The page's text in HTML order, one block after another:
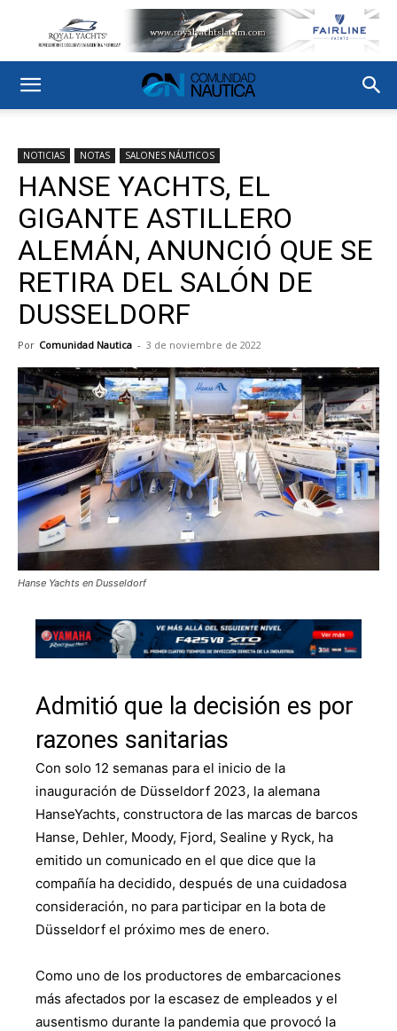
NOTICIAS NOTAS SALONES NÁUTICOS
HANSE YACHTS, EL
GIGANTE ASTILLERO
ALEMÁN, ANUNCIÓ QUE SE
RETIRA DEL SALÓN DE
DUSSELDORF
Por Comunidad Nautica - 3 de noviembre de 2022
Hanse Yachts en Dusseldorf
Admitió que la decisión es por
razones sanitarias
Con solo 12 semanas para el inicio de la
inauguración de Düsseldorf 2023, la alemana
HanseYachts, constructora de las marcas de barcos
Hanse, Dehler, Moody, Fjord, Sealine y Ryck, ha
emitido un comunicado en el que dice que la
compañía ha decidido, después de una cuidadosa
consideración, no para participar en la bota de
Düsseldorf el próximo mes de enero.
Como uno de los productores de embarcaciones
más afectados por la escasez de empleados y el
ausentismo durante la pandemia que provocó la